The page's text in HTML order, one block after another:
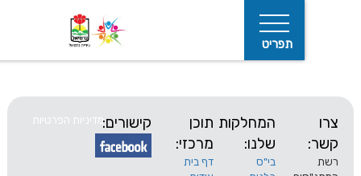
המחלקות
שלנו:
בי"ס
תוכן
מרכזי:
דף בית
קישורים: מדיניות הפרטיות